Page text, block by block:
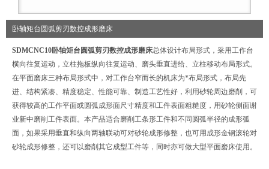
卧轴矩台圆弧剪刃数控成形磨床
SDMCNC10卧轴矩台圆弧剪刃数控成形磨床总体设计布局形式，采用工作台
横向往复运动，立柱拖板纵向往复运动、磨头垂直进给、立柱移动布局形式。
在平面磨床三种布局形式中，对工作台窄而长的机床为*布局形式，布局先
进、结构紧凑、精度稳定、性能可靠、制造工艺性好，利用砂轮周边磨削，可
获得较高的工作平面或圆弧成形面尺寸精度和工件表面粗糙度，用砂轮侧面谢
业新中磨削工件表面。本产品适合磨削工条形工件和不同圆弧半径的成形弧
面，如果采用垂直和纵向两轴联动可对砂轮成形修整，也可用成形金钢滚轮对
砂轮成形修整，还可以磨削其它成型工件等，同时亦可做大型平面磨床使用。